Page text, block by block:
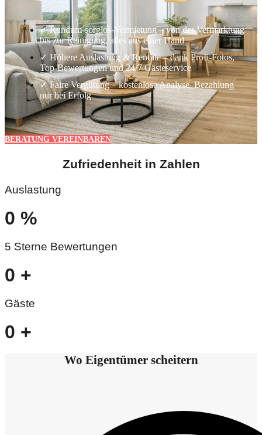
✓ Rundum-sorglos-Vermietung – von der Vermarktung
bis zur Reinigung, alles aus einer Hand
✓ Höhere Auslastung & Rendite – dank Profi-Fotos,
Top-Bewertungen und 24/7 Gästeservice
✓ Faire Vergütung – kostenlose Analyse, Bezahlung
nur bei Erfolg
BERATUNG VEREINBAREN
Zufriedenheit in Zahlen
Auslastung
0 %
5 Sterne Bewertungen
0 +
Gäste
0 +
Wo Eigentümer scheitern